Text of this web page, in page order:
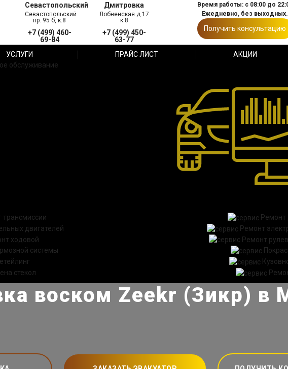
Севастопольский
Севастопольский
пр. 95 б, к.8
+7 (499) 460-
69-84
Дмитровка
Лобненская д.17
к.8
+7 (499) 450-
63-77
Время работы: с 08:00 до
Ежедневно, без выходных.
Получить консультацию
УСЛУГИ ПРАЙС ЛИСТ АКЦИИ
обслуживание
трансмиссии
Ремонт
двигателей
Ремонт
ходовой
Ремонт
системы
стекол
воском Zeekr (Зикр) в